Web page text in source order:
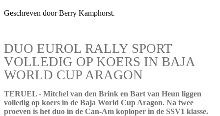
Geschreven door Berry Kamphorst.
DUO EUROL RALLY SPORT
VOLLEDIG OP KOERS IN BAJA
WORLD CUP ARAGON
TERUEL - Mitchel van den Brink en Bart van Heun liggen
volledig op koers in de Baja World Cup Aragon. Na twee
proeven is het duo in de Can-Am koploper in de SSV1 klasse.